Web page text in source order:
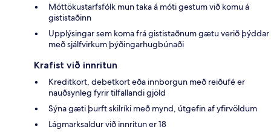
Móttökustarfsfólk mun taka á móti gestum við komu á
gististaðinn
Upplýsingar sem koma frá gististaðnum gætu verið þýddar
með sjálfvirkum þýðingarhugbúnaði
Krafist við innritun
Kreditkort, debetkort eða innborgun með reiðufé er
nauðsynleg fyrir tilfallandi gjöld
Sýna gæti þurft skilríki með mynd, útgefin af yfirvöldum
Lágmarksaldur við innritun er 18